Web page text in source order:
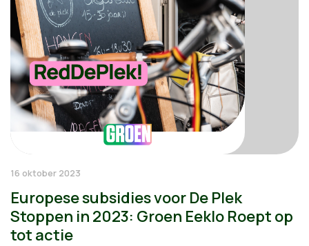
16 oktober 2023
Europese subsidies voor De Plek
Stoppen in 2023: Groen Eeklo Roept op
tot actie